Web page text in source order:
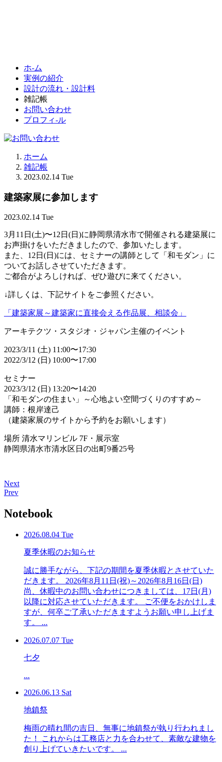
ホ-ム
実例の紹介
設計の流れ・設計料
雑記帳
お問い合わせ
プロフィ-ル
ホーム
雑記帳
2023.02.14 Tue
建築家展に参加します
2023.02.14 Tue
3月11日(土)〜12日(日)に静岡県清水市で開催される建築展に
お声掛けをいただきましたので、参加いたします。
また、12日(日)には、セミナーの講師として「和モダン」に
ついてお話しさせていただきます。
ご都合がよろしければ、ぜひ遊びに来てください。
↓詳しくは、下記サイトをご参照ください。
「建築家展～建築家に直接会える作品展、相談会」
アーキテクツ・スタジオ・ジャパン主催のイベント
2023/3/11 (土) 11:00〜17:30
2022/3/12 (日) 10:00〜17:00
セミナー
2023/3/12 (日) 13:20〜14:20
「和モダンの住まい」～心地よい空間づくりのすすめ～
講師：根岸達己
（建築家展のサイトから予約をお願いします）
場所 清水マリンビル 7F・展示室
静岡県清水市清水区日の出町9番25号
Next
Prev
Notebook
2026.08.04 Tue
夏季休暇のお知らせ
誠に勝手ながら、下記の期間を夏季休暇とさせていた
だきます。 2026年8月11日(祝)～2026年8月16日(日)
尚、休暇中のお問い合わせにつきましては、17日(月)
以降に対応させていただきます。 ご不便をおかけしま
すが、何卒ご了承いただきますようお願い申し上げま
す。 ...
2026.07.07 Tue
七夕
...
2026.06.13 Sat
地鎮祭
梅雨の晴れ間の吉日、無事に地鎮祭が執り行われまし
た！ これからは工務店と力を合わせて、素敵な建物を
創り上げていきたいです。 ...